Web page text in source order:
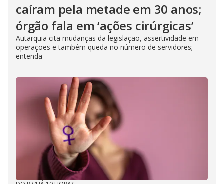
caíram pela metade em 30 anos;
órgão fala em ‘ações cirúrgicas’
Autarquia cita mudanças da legislação, assertividade em
operações e também queda no número de servidores;
entenda